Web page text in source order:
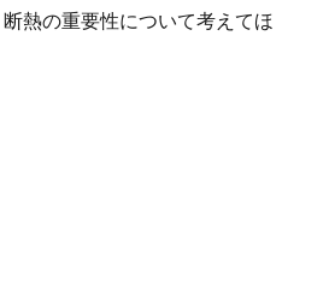
熱の重要性について考えてほ